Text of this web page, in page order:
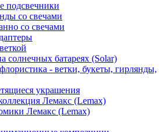
подсвечники
со свечами
со свечами
солнечных батареях (Solar)
- ветки, букеты, гирлянды,
украшения
Лемакс (Lemax)
Лемакс (Lemax)